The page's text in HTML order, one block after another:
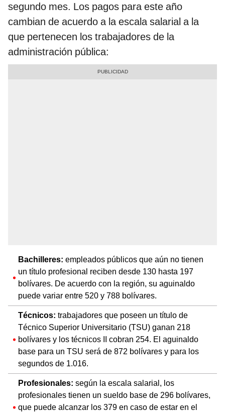
segundo mes. Los pagos para este año
cambian de acuerdo a la escala salarial a la
que pertenecen los trabajadores de la
administración pública:
Bachilleres: empleados públicos que aún no tienen
un título profesional reciben desde 130 hasta 197
bolívares. De acuerdo con la región, su aguinaldo
puede variar entre 520 y 788 bolívares.
Técnicos: trabajadores que poseen un título de
Técnico Superior Universitario (TSU) ganan 218
bolívares y los técnicos II cobran 254. El aguinaldo
base para un TSU será de 872 bolívares y para los
segundos de 1.016.
Profesionales: según la escala salarial, los
profesionales tienen un sueldo base de 296 bolívares,
que puede alcanzar los 379 en caso de estar en el